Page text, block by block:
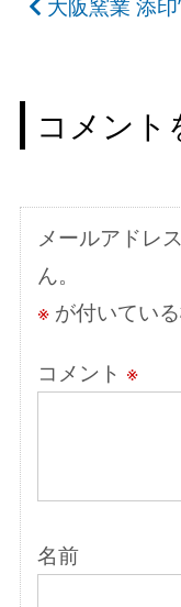
ナ
ゲ
ー
ョ
ン
大阪窯業 添
コメント
メールアドレ
ん。
※が付いてい
コメント ※
名前